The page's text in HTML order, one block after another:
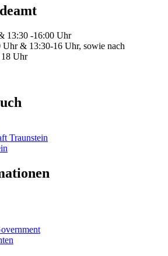
13:30 -16:00 Uhr
& 13:30-16 Uhr, sowie nach
18 Uhr
Traunstein